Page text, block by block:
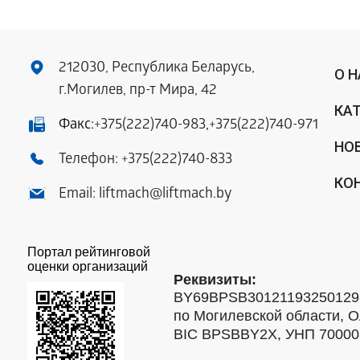
212030, Республика Беларусь,
г.Могилев, пр-т Мира, 42
Факс:+375(222)740-983,+375(222)740-971
Телефон: +375(222)740-833
Email: liftmach@liftmach.by
О
Портал рейтинговой
оценки организаций
Реквизиты:
по Могилевской области,
BIC BPSBBY2X, УНП